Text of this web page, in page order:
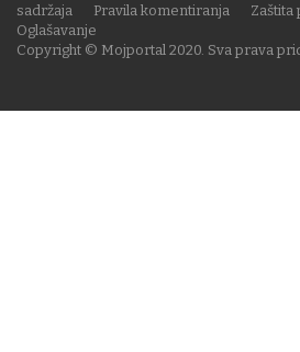
Copyright © Mojportal 2020. Sva prava
sadržaja
Pravila komentiranja Zaštita
Oglašavanje